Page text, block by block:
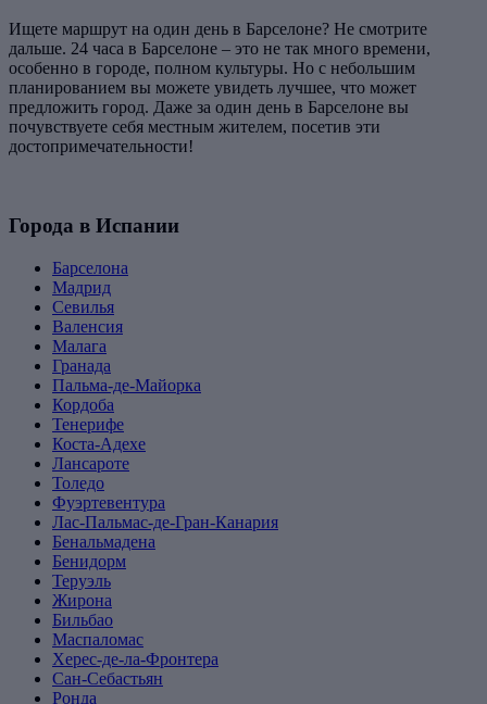
Ищете маршрут на один день в Барселоне? Не смотрите
дальше. 24 часа в Барселоне – это не так много времени,
особенно в городе, полном культуры. Но с небольшим
планированием вы можете увидеть лучшее, что может
предложить город. Даже за один день в Барселоне вы
почувствуете себя местным жителем, посетив эти
достопримечательности!
Города в Испании
Барселона
Мадрид
Севилья
Валенсия
Малага
Гранада
Пальма-де-Майорка
Кордоба
Тенерифе
Коста-Адехе
Лансароте
Толедо
Фуэртевентура
Лас-Пальмас-де-Гран-Канария
Бенальмадена
Бенидорм
Теруэль
Жирона
Бильбао
Маспаломас
Херес-де-ла-Фронтера
Сан-Себастьян
Ронда